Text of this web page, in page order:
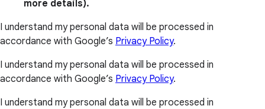
more details).
I understand my personal data will be processed in
accordance with Google’s Privacy Policy.
I understand my personal data will be processed in
accordance with Google’s Privacy Policy.
I understand my personal data will be processed in